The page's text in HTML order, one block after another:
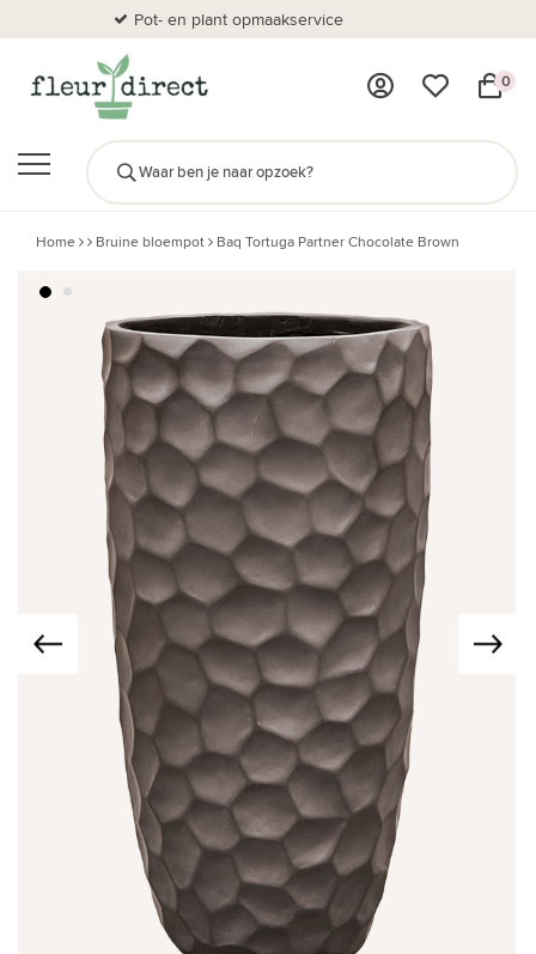
Pot- en plant opmaakservice
0
Home Bruine bloempot Baq Tortuga Partner Chocolate Brown